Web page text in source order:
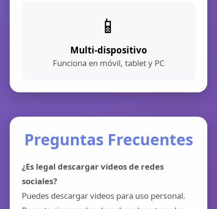
📱
Multi-dispositivo
Funciona en móvil, tablet y PC
Preguntas Frecuentes
¿Es legal descargar videos de redes
sociales?
Puedes descargar videos para uso personal.